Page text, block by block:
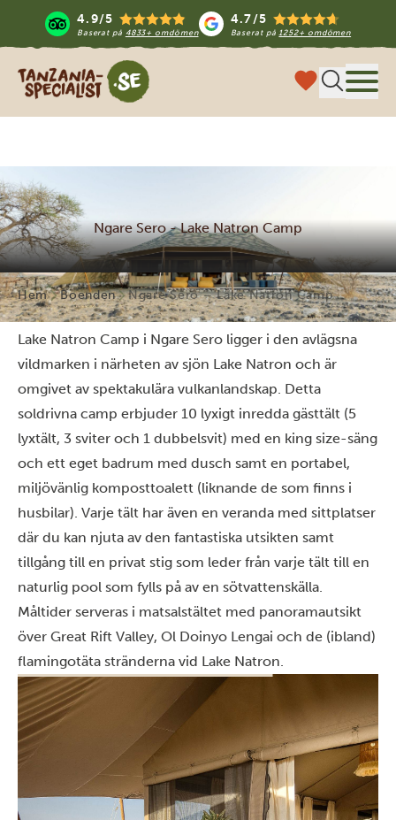
4.9/5
Baserat på 4833+ omdömen
4.7/5
Baserat på1252+ omdömen
Tanzania Specialist
Ngare Sero - Lake Natron Camp
Hem Boenden Ngare Sero – Lake Natron Camp
Lake Natron Camp i Ngare Sero ligger i den avlägsna
vildmarken i närheten av sjön Lake Natron och är
omgivet av spektakulära vulkanlandskap. Detta
soldrivna camp erbjuder 10 lyxigt inredda gästtält (5
lyxtält, 3 sviter och 1 dubbelsvit) med en king size-säng
och ett eget badrum med dusch samt en portabel,
miljövänlig komposttoalett (liknande de som finns i
husbilar). Varje tält har även en veranda med sittplatser
där du kan njuta av den fantastiska utsikten samt
tillgång till en privat stig som leder från varje tält till en
naturlig pool som fylls på av en sötvattenskälla.
Måltider serveras i matsalstältet med panoramautsikt
över Great Rift Valley, Ol Doinyo Lengai och de (ibland)
flamingotäta stränderna vid Lake Natron.